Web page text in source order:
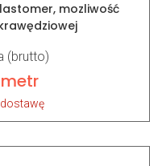
mozliwość
(brutto)